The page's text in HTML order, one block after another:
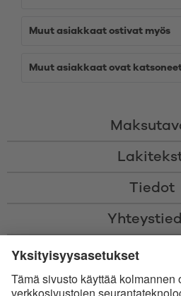
Muut asiakkaat ostivat myös
Muut asiakkaat ovat
Tiedot
tarvittaessa
* Bluetooth®-sanamerkki ja logot ovat